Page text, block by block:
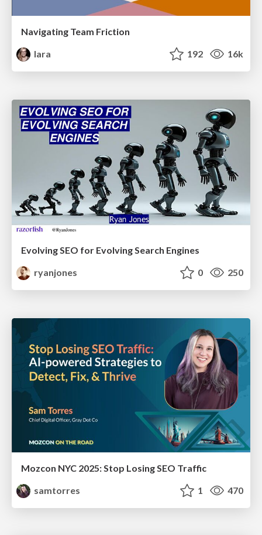
Navigating Team Friction
lara
192 16k
Evolving SEO for Evolving Search Engines
ryanjones
0 250
Mozcon NYC 2025: Stop Losing SEO Traffic
samtorres
1 470